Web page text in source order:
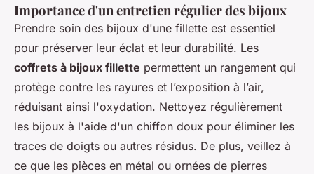
Importance d'un entretien régulier des bijoux
Prendre soin des bijoux d'une fillette est essentiel
pour préserver leur éclat et leur durabilité. Les
coffrets à bijoux fillette permettent un rangement qui
protège contre les rayures et l’exposition à l’air,
réduisant ainsi l'oxydation. Nettoyez régulièrement
les bijoux à l'aide d'un chiffon doux pour éliminer les
traces de doigts ou autres résidus. De plus, veillez à
ce que les pièces en métal ou ornées de pierres